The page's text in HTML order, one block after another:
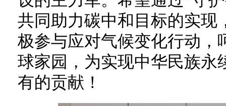
共同助力碳中和目标的实现
极参与应对气候变化行动，
球家园，为实现中华民族永
有的贡献！